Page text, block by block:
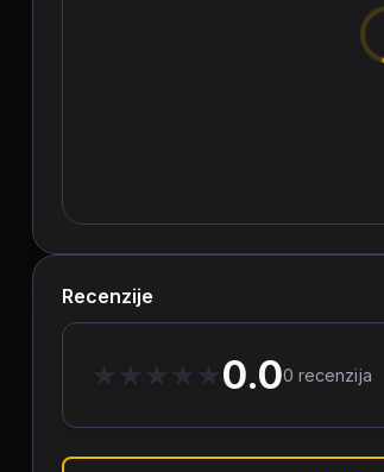
Recenzije
★ ★ ★ ★ ★0.00 recenzija